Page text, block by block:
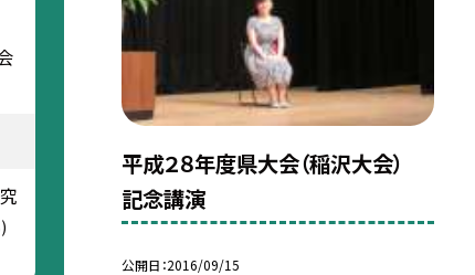
平成２８年度県大会（稲沢大会）
記念講演
公開日 2016/09/15